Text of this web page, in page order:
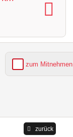
zum Mitnehmen
zurück